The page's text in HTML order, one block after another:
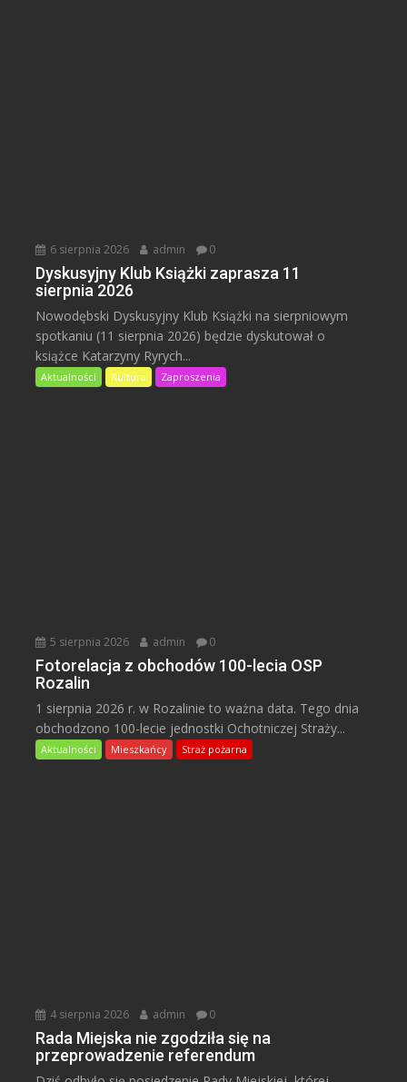
6 sierpnia 2026 admin 0
Dyskusyjny Klub Książki zaprasza 11
sierpnia 2026
Nowodębski Dyskusyjny Klub Książki na sierpniowym
spotkaniu (11 sierpnia 2026) będzie dyskutował o
książce Katarzyny Ryrych...
Aktualności Kultura Zaproszenia
5 sierpnia 2026 admin 0
Fotorelacja z obchodów 100-lecia OSP
Rozalin
1 sierpnia 2026 r. w Rozalinie to ważna data. Tego dnia
obchodzono 100-lecie jednostki Ochotniczej Straży...
Aktualności Mieszkańcy Straż pożarna
4 sierpnia 2026 admin 0
Rada Miejska nie zgodziła się na
przeprowadzenie referendum